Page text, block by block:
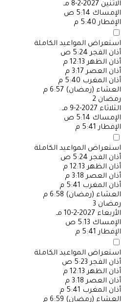
الاثنين 2027-2-8 مـ
الإمساك 5:14 ص
الإفطار 5:40 م
استعراض المواعيد الكاملة
أذان الفجر 5:24 ص
أذان الظهر 12:13 م
أذان العصر 3:17 م
أذان المغرب 5:40 م
العشاء (رمضان) 6:57 م
رمضان 2
الثلاثاء 2027-2-9 مـ
الإمساك 5:14 ص
الإفطار 5:41 م
استعراض المواعيد الكاملة
أذان الفجر 5:24 ص
أذان الظهر 12:13 م
أذان العصر 3:18 م
أذان المغرب 5:41 م
العشاء (رمضان) 6:58 م
رمضان 3
الأربعاء 2027-2-10 مـ
الإمساك 5:13 ص
الإفطار 5:41 م
استعراض المواعيد الكاملة
أذان الفجر 5:23 ص
أذان الظهر 12:13 م
أذان العصر 3:18 م
أذان المغرب 5:41 م
العشاء (رمضان) 6:59 م